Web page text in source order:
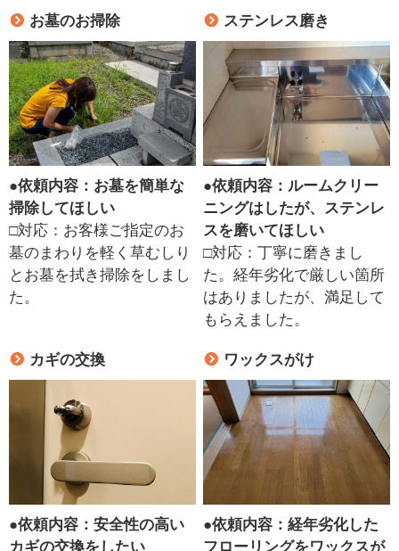
お墓のお掃除
●依頼内容：お墓を簡単な
掃除してほしい
□対応：お客様ご指定のお
墓のまわりを軽く草むしり
とお墓を拭き掃除をしまし
た。
ステンレス磨き
●依頼内容：ルームクリー
ニングはしたが、ステンレ
スを磨いてほしい
□対応：丁寧に磨きまし
た。経年劣化で厳しい箇所
はありましたが、満足して
もらえました。
カギの交換
●依頼内容：安全性の高い
カギの交換をしたい
ワックスがけ
●依頼内容：経年劣化した
フローリングをワックスが